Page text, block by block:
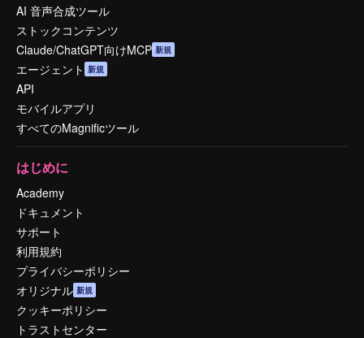
AI 音声合成ツール
ストックコンテンツ
Claude/ChatGPT向けMCP 新規
エージェント 新規
API
モバイルアプリ
すべてのMagnificツール
はじめに
Academy
ドキュメント
サポート
利用規約
プライバシーポリシー
オリジナル 新規
クッキーポリシー
トラストセンター